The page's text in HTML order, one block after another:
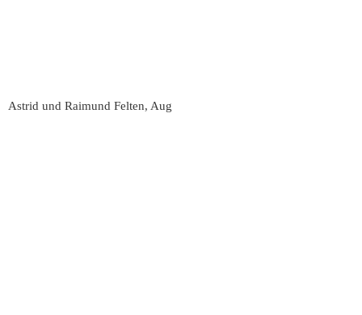
Astrid und Raimund Felten, Aug